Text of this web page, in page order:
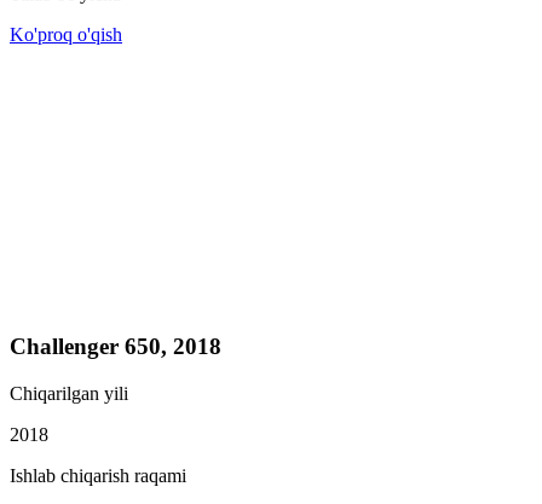
Ko'proq o'qish
Challenger 650, 2018
Chiqarilgan yili
2018
Ishlab chiqarish raqami